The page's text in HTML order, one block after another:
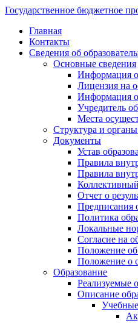
Государственное бюджетное
Главная
Контакты
Сведения об
Основные сведения
Информация
Лицензия на
Информация о
Учредитель
Места
Структура и
Документы
Устав
Правила
Правила
Отчет о
Предписания
Политика
Локальные
Согласие на
Положение
Положение о
Образование
Реализуемые
Описание